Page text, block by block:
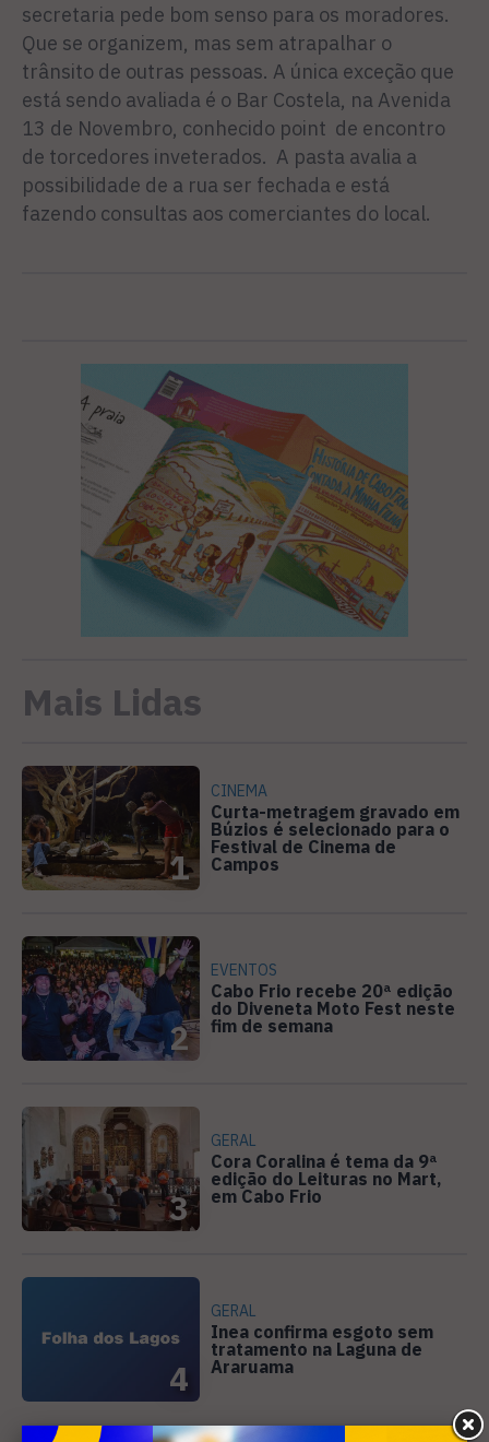
secretaria pede bom senso para os moradores.
Que se organizem, mas sem atrapalhar o
trânsito de outras pessoas. A única exceção que
está sendo avaliada é o Bar Costela, na Avenida
13 de Novembro, conhecido point de encontro
de torcedores inveterados. A pasta avalia a
possibilidade de a rua ser fechada e está
fazendo consultas aos comerciantes do local.
Mais Lidas
1
CINEMA
Curta-metragem gravado em
Búzios é selecionado para o
Festival de Cinema de
Campos
2
EVENTOS
Cabo Frio recebe 20ª edição
do Diveneta Moto Fest neste
fim de semana
3
GERAL
Cora Coralina é tema da 9ª
edição do Leituras no Mart,
em Cabo Frio
4
GERAL
Inea confirma esgoto sem
tratamento na Laguna de
Araruama